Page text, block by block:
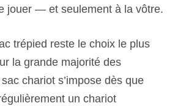
jouer — et seulement à la vôtre.
trépied reste le choix le plus
la grande majorité des
chariot s’impose dès que
un chariot